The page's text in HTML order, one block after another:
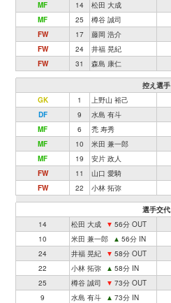
MF
14 松田 大成
MF
25 樽谷 誠司
FW
17 藤岡 浩介
FW
24 井福 晃紀
FW
31 森島 康仁
控え選手
GK
1 上野山 裕己
DF
9 水島 有斗
MF
6 禿 寿秀
MF
10
米田 兼一郎
MF
19
安片 政人
FW
11
山口 愛騎
FW
22 小林 拓弥
選手交代
14
松田 大成 ▼ 56分 OUT
10
米田 兼一郎 ▲ 56分 IN
24
井福 晃紀 ▼ 58分 OUT
22
小林 拓弥 ▲ 58分 IN
25
樽谷 誠司 ▼ 73分 OUT
9
水島 有斗 ▲ 73分 IN